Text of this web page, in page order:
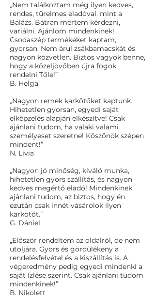
„Nem találkoztam még ilyen kedves,
rendes, türelmes eladóval, mint a
Balázs. Bátran mertem kérdezni,
variálni. Ajánlom mindenkinek!
Csodaszép termékeket kaptam,
gyorsan. Nem árul zsákbamacskát és
nagyon közvetlen. Biztos vagyok benne,
hogy a közeljövőben újra fogok
rendelni Tőle!”
B. Helga
„Nagyon remek karkötőket kaptunk.
Hihetetlen gyorsan, egyedi saját
elképzelés alapján elkészítve! Csak
ajánlani tudom, ha valaki valami
személyeset szeretne! Köszönök szépen
mindent!”
N. Lívia
„Nagyon jó minőség, kiváló munka,
hihetetlen gyors szállítás, és nagyon
kedves megértő eladó! Mindenkinek
ajánlani tudom, az biztos, hogy én
ezután csak innét vásárolok ilyen
karkötőt.”
G. Dániel
„Először rendeltem az oldalról, de nem
utoljára. Gyors és gördülékeny a
rendelésfelvétel és a kiszállítás is. A
végeredmény pedig egyedi mindenki a
saját ízlése szerint. Csak ajánlani tudom
mindenkinek!”
B. Nikolett